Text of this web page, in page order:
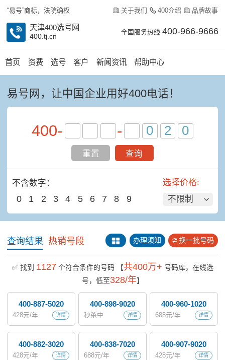
“易号”商标，法院确权 关于我们 400介绍 品牌故事
天津400选号网
400.tj.cn
全国服务热线:400-966-9666
首页 资费 选号 客户 新闻资讯 帮助中心
易号网，让中国企业用好400电话！
400- -
重置 查询
不含数字：
0 1 2 3 4 5 6 7 8 9
选择价格:
不限制
查询结果 热销号段 办理须知 换一批号码
✅ 找到 1127 个符合条件的号码 【共400万+ 号码库，在线选
号，低至328/年】
400-887-5020
详情
428元/年
400-898-9020
详情
秒杀中
400-960-1020
详情
688元/年
400-882-3020
详情
428元/年
400-838-7020
详情
688元/年
400-907-9020
详情
428元/年